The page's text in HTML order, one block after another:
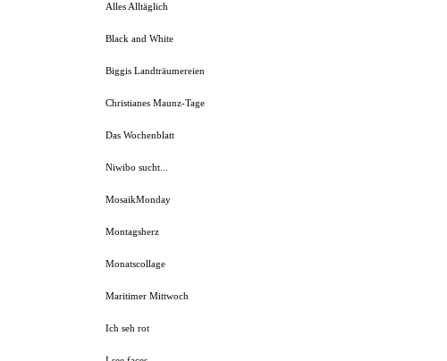
Alles Alltäglich
Black and White
Biggis Landträumereien
Christianes Maunz-Tage
Das Wochenblatt
Niwibo sucht...
MosaikMonday
Montagsherz
Monatscollage
Maritimer Mittwoch
Ich seh rot